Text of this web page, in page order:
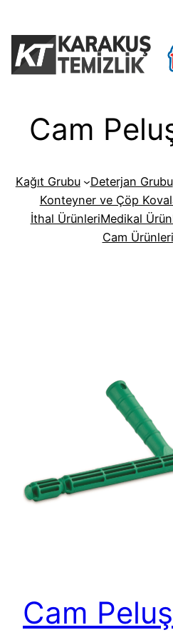
geç
Cam
Kağıt Grubu Deterjan Grubu
Konteyner ve Çöp
İthal ÜrünleriMedikal
Cam Ürünleri
Cam